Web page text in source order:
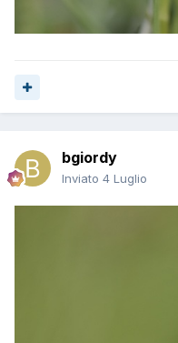
bgiordy
Inviato 4 Luglio